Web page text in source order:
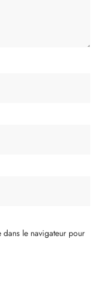
le navigateur pour